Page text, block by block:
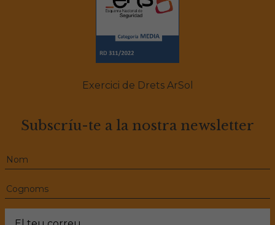
Exercici de Drets ArSol
Subscríu-te a la nostra newsletter